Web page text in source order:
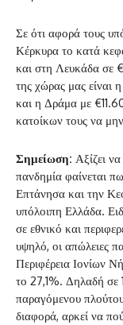
Σε ότι αφορά τους
Κέρκυρα το κατά
και στη Λευκάδα σε
της χώρας μας είναι
και η Δράμα με
κατοίκων τους να
Σημείωση: Αξίζει
πανδημία φαίνεται
Επτάνησα και την
υπόλοιπη Ελλάδα.
σε εθνικό και
υψηλό, οι απώλειες
Περιφέρεια Ιονίων
το 27,1%. Δηλαδή σε
παραγόμενου
διαφορά, αρκεί να